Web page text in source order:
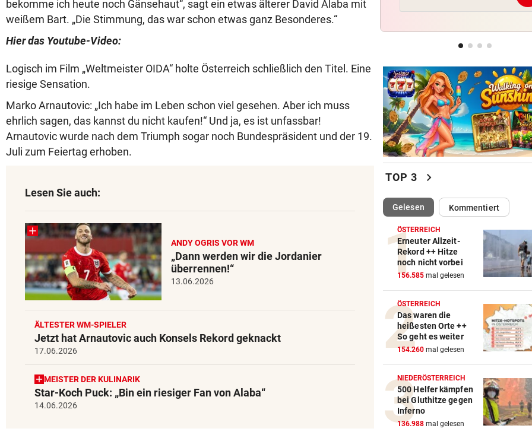
bekomme ich heute noch Gänsehaut“, sagt ein etwas älterer David Alaba mit
weißem Bart. „Die Stimmung, das war schon etwas ganz Besonderes.“
Hier das Youtube-Video:
Logisch im Film „Weltmeister OIDA“ holte Österreich schließlich den Titel. Eine
riesige Sensation.
Marko Arnautovic: „Ich habe im Leben schon viel gesehen. Aber ich muss
ehrlich sagen, das kannst du nicht kaufen!“ Und ja, es ist unfassbar!
Arnautovic wurde nach dem Triumph sogar noch Bundespräsident und der 19.
Juli zum Feiertag erhoben.
Lesen Sie auch:
ANDY OGRIS VOR WM
„Dann werden wir die Jordanier
überrennen!“
13.06.2026
ÄLTESTER WM-SPIELER
Jetzt hat Arnautovic auch Konsels Rekord geknackt
17.06.2026
MEISTER DER KULINARIK
Star-Koch Puck: „Bin ein riesiger Fan von Alaba“
14.06.2026
TOP 3 chevron_right
Gelesen(ausgewählt)Kommentiert
ÖSTERREICH
Erneuter Allzeit-
Rekord ++ Hitze
noch nicht vorbei
156.585 mal gelesen
ÖSTERREICH
Das waren die
heißesten Orte ++
So geht es weiter
154.260 mal gelesen
NIEDERÖSTERREICH
500 Helfer kämpfen
bei Gluthitze gegen
Inferno
136.988 mal gelesen